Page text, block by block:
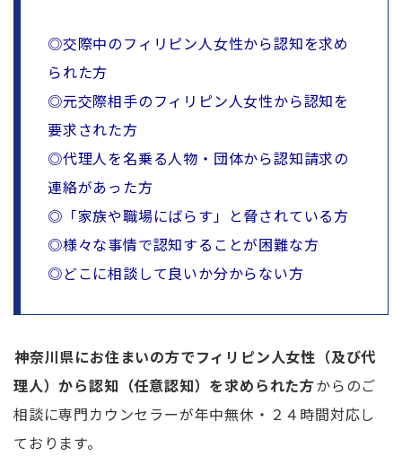
◎交際中のフィリピン人女性から認知を求め
られた方
◎元交際相手のフィリピン人女性から認知を
要求された方
◎代理人を名乗る人物・団体から認知請求の
連絡があった方
◎「家族や職場にばらす」と脅されている方
◎様々な事情で認知することが困難な方
◎どこに相談して良いか分からない方
神奈川県にお住まいの方でフィリピン人女性（及び代
理人）から認知（任意認知）を求められた方からのご
相談に専門カウンセラーが年中無休・２４時間対応し
ております。